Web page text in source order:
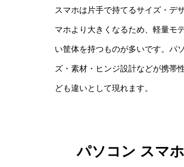
スマホは片手で持てるサイズ・デ
マホより大きくなるため、軽量モ
い筐体を持つものが多いです。パ
ズ・素材・ヒンジ設計などが携帯
ども違いとして現れます。
パソコン スマ